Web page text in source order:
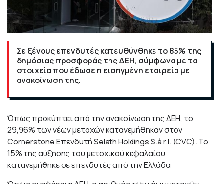
Σε ξένους επενδυτές κατευθύνθηκε το 85% της
δημόσιας προσφοράς της ΔΕΗ, σύμφωνα με τα
στοιχεία που έδωσε η εισηγμένη εταιρεία με
ανακοίνωση της.
Όπως προκύπτει από την ανακοίνωση της ΔΕΗ, το
29,96% των νέων μετοχών κατανεμήθηκαν στον
Cornerstone Επενδυτή Selath Holdings S.à r.l. (CVC). Το
15% της αύξησης του μετοχικού κεφαλαίου
κατανεμήθηκε σε επενδυτές από την Ελλάδα